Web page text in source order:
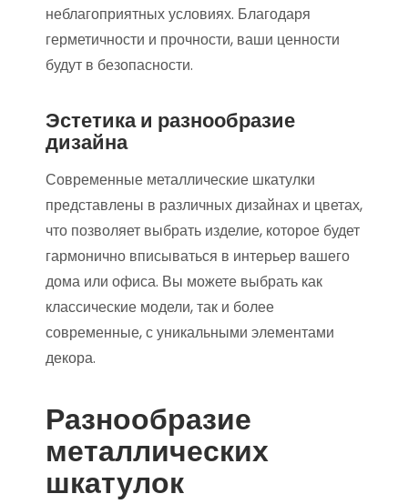
неблагоприятных условиях. Благодаря
герметичности и прочности, ваши ценности
будут в безопасности.
Эстетика и разнообразие
дизайна
Современные металлические шкатулки
представлены в различных дизайнах и цветах,
что позволяет выбрать изделие, которое будет
гармонично вписываться в интерьер вашего
дома или офиса. Вы можете выбрать как
классические модели, так и более
современные, с уникальными элементами
декора.
Разнообразие
металлических
шкатулок